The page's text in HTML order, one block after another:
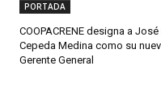
PORTADA
COOPACRENE designa a
Cepeda Medina como su
Gerente General